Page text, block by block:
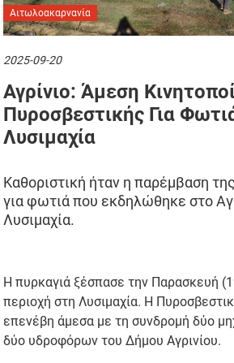
Αιτωλοακαρνανία
2025-09-20
Αγρίνιο: Άμεση
Πυροσβεστικής Για
Λυσιμαχία
Καθοριστική ήταν η παρέμβαση
για φωτιά που εκδηλώθηκε στο
Λυσιμαχία.
Η πυρκαγιά ξέσπασε την Παρασκευή
περιοχή στη Λυσιμαχία. Η
επενέβη άμεσα με τη συνδρομή δύο
δύο υδροφόρων του Δήμου Αγρινίου.